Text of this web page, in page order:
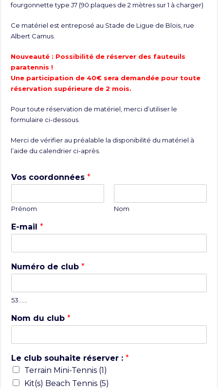
fourgonnette type J7 (90 plaques de 2 mètres sur 1 à charger)
Ce matériel est entreposé au Stade de Ligue de Blois, rue
Albert Camus.
Nouveauté : Possibilité de réserver des fauteuils
paratennis !
Une participation de 40€ sera demandée pour toute
réservation supérieure de 2 mois.
Pour toute réservation de matériel, merci d’utiliser le
formulaire ci-dessous.
Merci de vérifier au préalable la disponibilité du matériel à
l’aide du calendrier ci-après.
Vos coordonnées*
Prénom Nom
E-mail*
Numéro de club*
53……
Nom du club*
Le club souhaite réserver :*
Terrain Mini-Tennis (1)
Kit(s) Beach Tennis (5)